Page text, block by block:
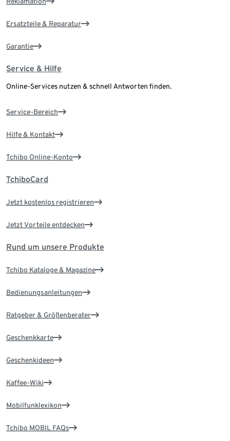
Ersatzteile & Reparatur
Garantie
Service & Hilfe
Online-Services nutzen & schnell Antworten finden.
Service-Bereich
Hilfe & Kontakt
Tchibo Online-Konto
TchiboCard
Jetzt kostenlos registrieren
Jetzt Vorteile entdecken
Rund um unsere Produkte
Tchibo Kataloge & Magazine
Bedienungsanleitungen
Ratgeber & Größenberater
Geschenkkarte
Geschenkideen
Kaffee-Wiki
Mobilfunklexikon
Tchibo MOBIL FAQs